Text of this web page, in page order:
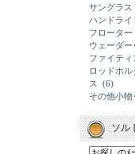
サングラス
ハンドライ
フローター
ウェーダー
ファイティ
ロッドホ
ス
(6)
その他小
ソル